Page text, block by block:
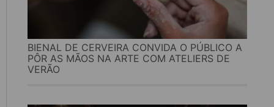
BIENAL DE CERVEIRA CONVIDA O PÚBLICO A
PÔR AS MÃOS NA ARTE COM ATELIERS DE
VERÃO